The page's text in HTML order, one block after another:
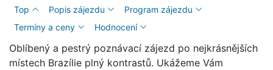
Top Popis zájezdu
Program zájezdu
Termíny a ceny
Hodnocení
Oblíbený a pestrý poznávací zájezd po nejkrásnějších
místech Brazílie plný kontrastů. Ukážeme Vám